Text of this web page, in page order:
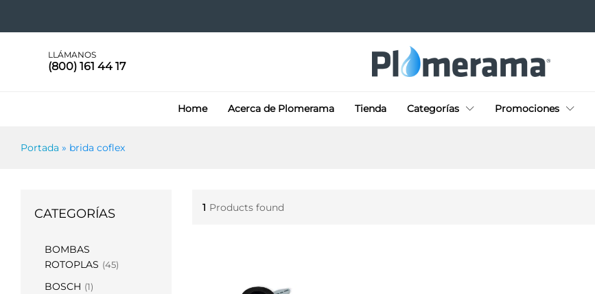
LLÁMANOS
(800) 161 44 17
Home Acerca de Plomerama Tienda Categorías Promociones
Portada » brida coflex
1 Products found
CATEGORÍAS
BOMBAS
ROTOPLAS (45)
BOSCH (1)